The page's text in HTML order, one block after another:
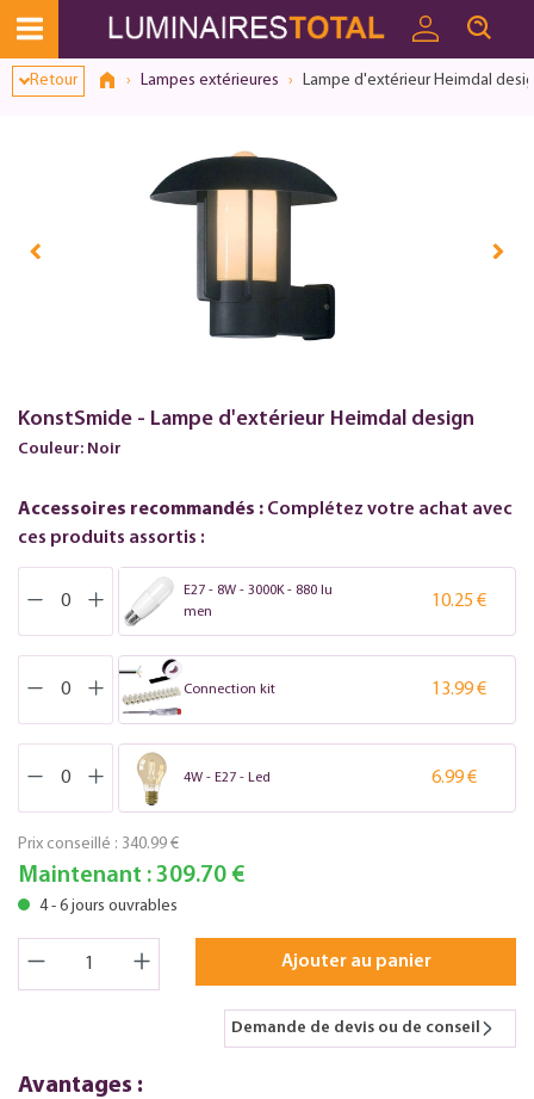
Retour Lampes extérieures Lampe d'extérieur Heimdal
KonstSmide - Lampe d'extérieur Heimdal design
Couleur: Noir
Accessoires recommandés : Complétez votre achat avec
ces produits assortis :
E27 - 8W - 3000K - 880 lu
men
10.25 €
Connection kit 13.99 €
4W - E27 - Led 6.99 €
Prix conseillé : 340.99 €
Maintenant : 309.70 €
4 - 6 jours ouvrables
Ajouter au panier
Demande de devis ou de conseil
Avantages :
Dialogue de consentement ouvert